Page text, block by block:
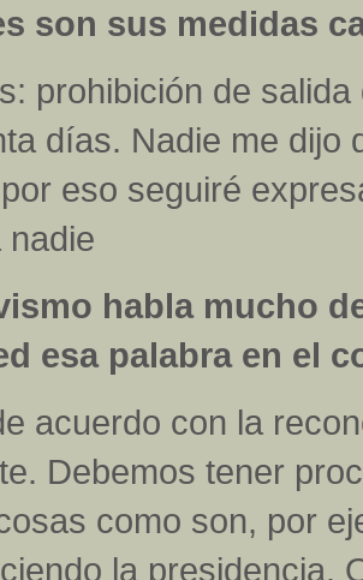
son sus medidas
prohibición de
días. Nadie me dijo
eso seguiré
nadie
habla mucho
esa palabra en el
acuerdo con la
Debemos tener
como son, por
la presidencia.